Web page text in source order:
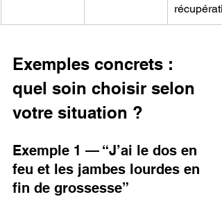
Exemples concrets :
quel soin choisir selon
votre situation ?
Exemple 1 — “J’ai le dos en
feu et les jambes lourdes en
fin de grossesse”